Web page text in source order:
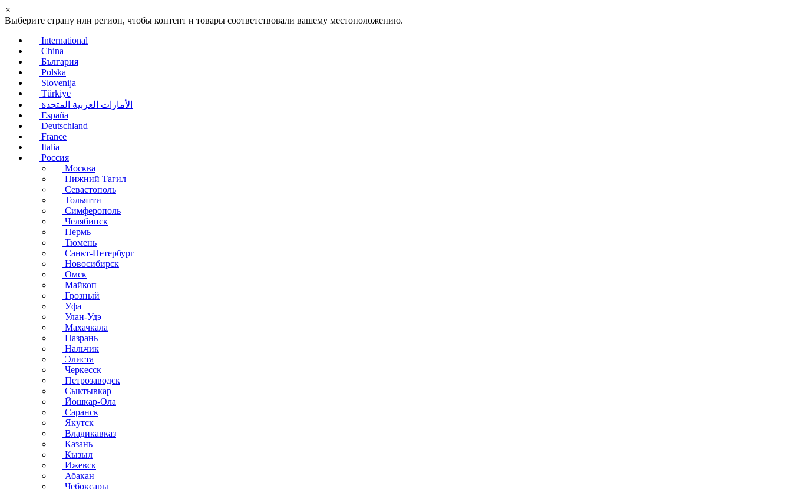
×
Выберите страну или регион, чтобы контент и товары соответствовали вашему местоположению.
International
China
България
Polska
Slovenija
Türkiye
الأمارات العربية المتحدة
España
Deutschland
France
Italia
Россия
Москва
Нижний Тагил
Севастополь
Тольятти
Симферополь
Челябинск
Пермь
Тюмень
Санкт-Петербург
Новосибирск
Омск
Майкоп
Грозный
Уфа
Улан-Удэ
Махачкала
Назрань
Нальчик
Элиста
Черкесск
Петрозаводск
Сыктывкар
Йошкар-Ола
Саранск
Якутск
Владикавказ
Казань
Кызыл
Ижевск
Абакан
Чебоксары